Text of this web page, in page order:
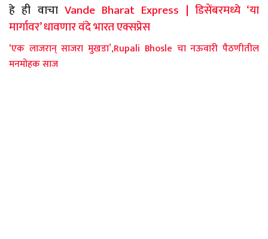
हे ही वाचा Vande Bharat Express | डिसेंबरमध्ये ‘या
मार्गावर’ धावणार वंदे भारत एक्सप्रेस
‘एक लाजरान् साजरा मुखडा’,Rupali Bhosle चा नऊवारी पैठणीतील
मनमोहक साज